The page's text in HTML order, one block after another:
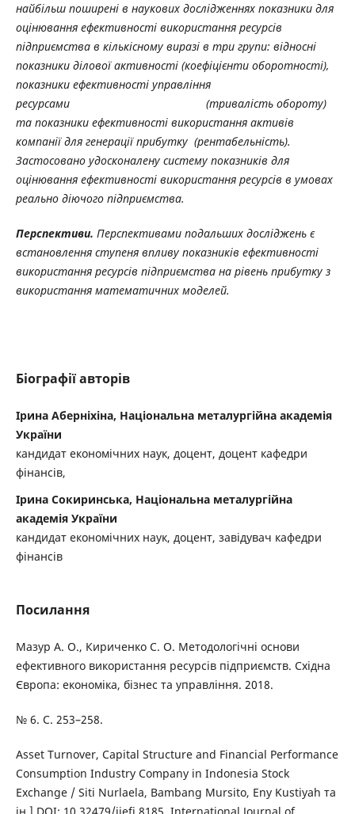
найбільш поширені в наукових дослідженнях показники для
оцінювання ефективності використання ресурсів
підприємства в кількісному виразі в три групи: відносні
показники ділової активності (коефіцієнти оборотності),
показники ефективності управління
ресурсами (тривалість обороту)
та показники ефективності використання активів
компанії для генерації прибутку (рентабельність).
Застосовано удосконалену систему показників для
оцінювання ефективності використання ресурсів в умовах
реально діючого підприємства.
Перспективи. Перспективами подальших досліджень є
встановлення ступеня впливу показників ефективності
використання ресурсів підприємства на рівень прибутку з
використання математичних моделей.
Біографії авторів
Ірина Аберніхіна, Національна металургійна академія
України
кандидат економічних наук, доцент, доцент кафедри
фінансів,
Ірина Сокиринська, Національна металургійна
академія України
кандидат економічних наук, доцент, завідувач кафедри
фінансів
Посилання
Мазур А. О., Кириченко С. О. Методологічні основи
ефективного використання ресурсів підприємств. Східна
Європа: економіка, бізнес та управління. 2018.
№ 6. С. 253–258.
Asset Turnover, Capital Structure and Financial Performance
Consumption Industry Company in Indonesia Stock
Exchange / Siti Nurlaela, Bambang Mursito, Eny Kustiyah та